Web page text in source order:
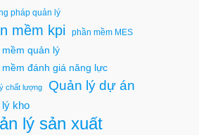
pháp quản lý
mềm kpi phần mềm MES
mềm quản lý
mềm đánh giá năng lực
chất lượng Quản lý dự án
lý kho
lý sản xuất